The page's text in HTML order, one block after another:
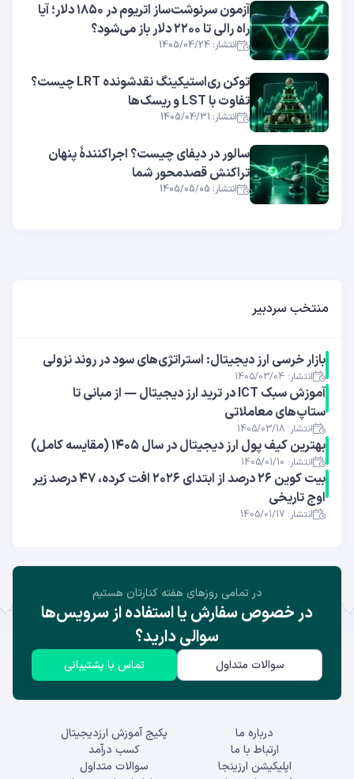
آزمون سرنوشت‌ساز اتریوم در ۱۸۵۰ دلار؛ آیا
راه رالی تا ۲۲۰۰ دلار باز می‌شود؟
انتشار: 1405/04/24
توکن ری‌استیکینگ نقدشونده LRT چیست؟
تفاوت با LST و ریسک‌ها
انتشار: 1405/04/31
سالور در دیفای چیست؟ اجراکنندهٔ پنهان
تراکنش قصدمحور شما
انتشار: 1405/05/05
منتخب سردبیر
بازار خرسی ارز دیجیتال: استراتژی‌های سود در روند نزولی
انتشار: 1405/03/04
آموزش سبک ICT در ترید ارز دیجیتال — از مبانی تا
ستاپ‌های معاملاتی
انتشار: 1405/03/18
بهترین کیف پول ارز دیجیتال در سال ۱۴۰۵ (مقایسه کامل)
انتشار: 1405/01/10
بیت کوین ۲۶ درصد از ابتدای ۲۰۲۶ افت کرده، ۴۷ درصد زیر
اوج تاریخی
انتشار: 1405/01/17
در تمامی روز‌های هفته کنارتان هستیم
در خصوص سفارش یا استفاده از سرویس‌ها
سوالی دارید؟
سوالات متداول تماس با پشتیبانی
درباره ما
ارتباط با ما
اپلیکیشن ارزینجا
پکیج آموزش ارزدیجیتال
کسب درآمد
سوالات متداول